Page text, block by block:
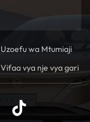
Uzoefu wa Mtumiaji
Vifaa vya nje vya gari